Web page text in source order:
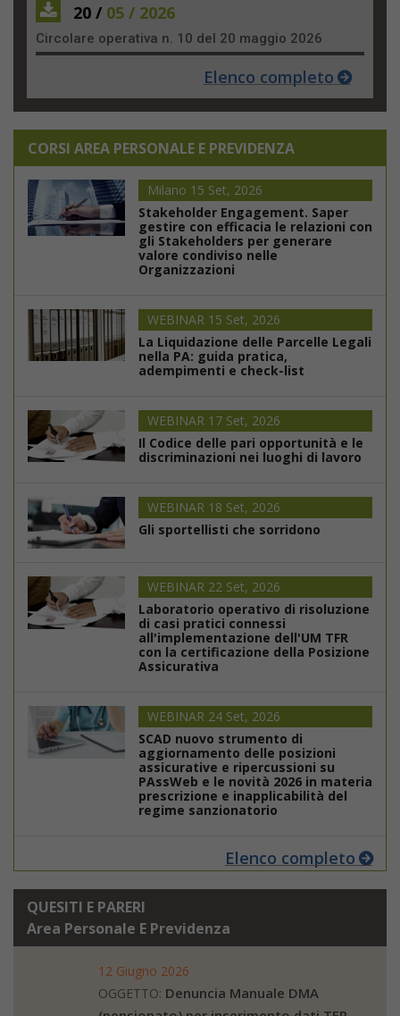
20 / 05 / 2026
Circolare operativa n. 10 del 20 maggio 2026
Elenco completo
CORSI AREA PERSONALE E PREVIDENZA
Milano 15 Set, 2026
Stakeholder Engagement. Saper
gestire con efficacia le relazioni con
gli Stakeholders per generare
valore condiviso nelle
Organizzazioni
WEBINAR 15 Set, 2026
La Liquidazione delle Parcelle Legali
nella PA: guida pratica,
adempimenti e check-list
WEBINAR 17 Set, 2026
Il Codice delle pari opportunità e le
discriminazioni nei luoghi di lavoro
WEBINAR 18 Set, 2026
Gli sportellisti che sorridono
WEBINAR 22 Set, 2026
Laboratorio operativo di risoluzione
di casi pratici connessi
all'implementazione dell'UM TFR
con la certificazione della Posizione
Assicurativa
WEBINAR 24 Set, 2026
SCAD nuovo strumento di
aggiornamento delle posizioni
assicurative e ripercussioni su
PAssWeb e le novità 2026 in materia
prescrizione e inapplicabilità del
regime sanzionatorio
Elenco completo
QUESITI E PARERI
Area Personale E Previdenza
12 Giugno 2026
OGGETTO: Denuncia Manuale DMA